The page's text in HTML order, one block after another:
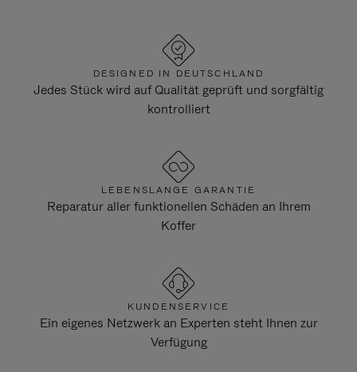
DESIGNED IN DEUTSCHLAND
Jedes Stück wird auf Qualität geprüft und sorgfältig
kontrolliert
LEBENSLANGE GARANTIE
Reparatur aller funktionellen Schäden an Ihrem
Koffer
KUNDENSERVICE
Ein eigenes Netzwerk an Experten steht Ihnen zur
Verfügung